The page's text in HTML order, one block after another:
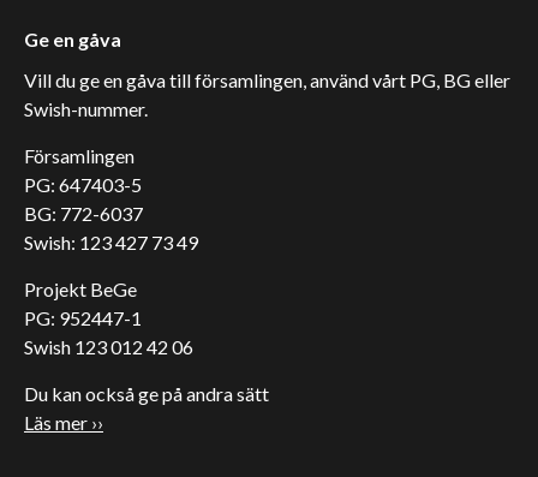
Ge en gåva
Vill du ge en gåva till församlingen, använd vårt PG, BG eller
Swish-nummer.
Församlingen
PG: 647403-5
BG: 772-6037
Swish: 123 427 73 49
Projekt BeGe
PG: 952447-1
Swish 123 012 42 06
Du kan också ge på andra sätt
Läs mer ››